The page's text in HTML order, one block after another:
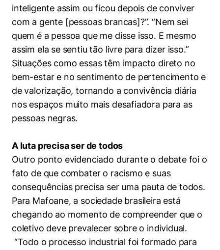
inteligente assim ou ficou depois de conviver
com a gente [pessoas brancas]?”. “Nem sei
quem é a pessoa que me disse isso. E mesmo
assim ela se sentiu tão livre para dizer isso.”
Situações como essas têm impacto direto no
bem-estar e no sentimento de pertencimento e
de valorização, tornando a convivência diária
nos espaços muito mais desafiadora para as
pessoas negras.
A luta precisa ser de todos
Outro ponto evidenciado durante o debate foi o
fato de que combater o racismo e suas
consequências precisa ser uma pauta de todos.
Para Mafoane, a sociedade brasileira está
chegando ao momento de compreender que o
coletivo deve prevalecer sobre o individual.
“Todo o processo industrial foi formado para